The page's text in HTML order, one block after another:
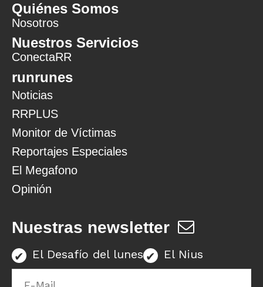
Quiénes Somos
Nosotros
Nuestros Servicios
ConectaRR
runrunes
Noticias
RRPLUS
Monitor de Víctimas
Reportajes Especiales
El Megafono
Opinión
Nuestras newsletter
El Desafío del lunes El Nius